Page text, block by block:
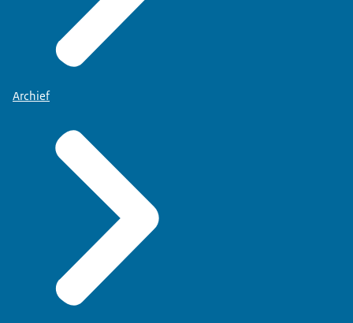
LIANNE: "Ik hou niet echt van het woord
'mensenmens'. Maar als je me zou moeten
typeren, dan zou dat het kunnen zijn."
bezighoudt met het fit houden van je collega's.
Vertel eens."
De barman zet een bordje Spaanse pepers op de
LIANNE: "Vitaliteit is een belangrijke portefeuille
binnen de NVWA waarbij wij onze collega's
stimuleren om nog vitaler te worden."
INTERVIEWER (VERBAASD): "Dat heeft toch niks
Archief